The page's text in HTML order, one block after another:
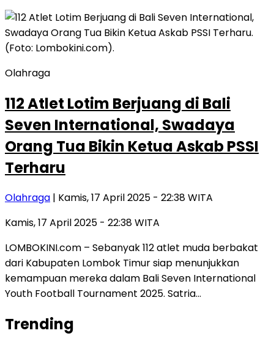
Olahraga
112 Atlet Lotim Berjuang di Bali
Seven International, Swadaya
Orang Tua Bikin Ketua Askab PSSI
Terharu
Olahraga | Kamis, 17 April 2025 - 22:38 WITA
Kamis, 17 April 2025 - 22:38 WITA
LOMBOKINI.com – Sebanyak 112 atlet muda berbakat
dari Kabupaten Lombok Timur siap menunjukkan
kemampuan mereka dalam Bali Seven International
Youth Football Tournament 2025. Satria…
Trending